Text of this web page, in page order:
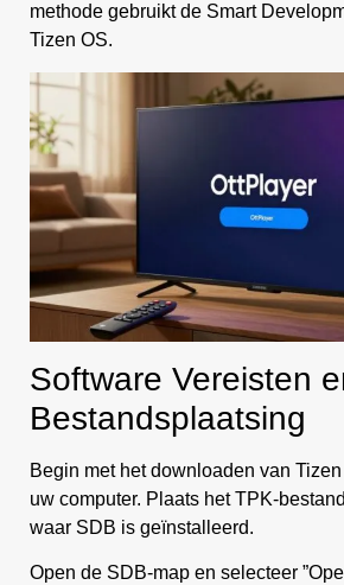
methode gebruikt de Smart
Tizen OS.
Software Vereisten
Bestandsplaatsing
Begin met het downloaden van
uw computer. Plaats het TPK-
waar SDB is geïnstalleerd.
Open de SDB-map en selecteer